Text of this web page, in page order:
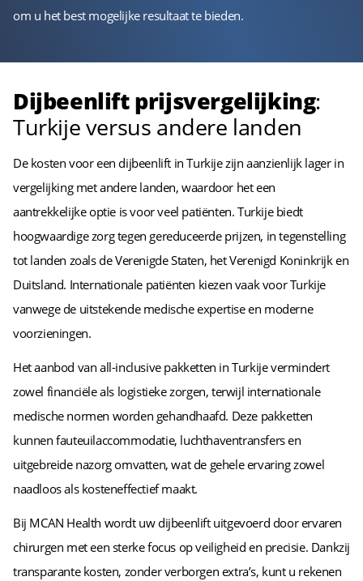
om u het best mogelijke resultaat te bieden.
Dijbeenlift prijsvergelijking:
Turkije versus andere landen
De kosten voor een dijbeenlift in Turkije zijn aanzienlijk lager in
vergelijking met andere landen, waardoor het een
aantrekkelijke optie is voor veel patiënten. Turkije biedt
hoogwaardige zorg tegen gereduceerde prijzen, in tegenstelling
tot landen zoals de Verenigde Staten, het Verenigd Koninkrijk en
Duitsland. Internationale patiënten kiezen vaak voor Turkije
vanwege de uitstekende medische expertise en moderne
voorzieningen.
Het aanbod van all-inclusive pakketten in Turkije vermindert
zowel financiële als logistieke zorgen, terwijl internationale
medische normen worden gehandhaafd. Deze pakketten
kunnen fauteuilaccommodatie, luchthaventransfers en
uitgebreide nazorg omvatten, wat de gehele ervaring zowel
naadloos als kosteneffectief maakt.
Bij MCAN Health wordt uw dijbeenlift uitgevoerd door ervaren
chirurgen met een sterke focus op veiligheid en precisie. Dankzij
transparante kosten, zonder verborgen extra’s, kunt u rekenen